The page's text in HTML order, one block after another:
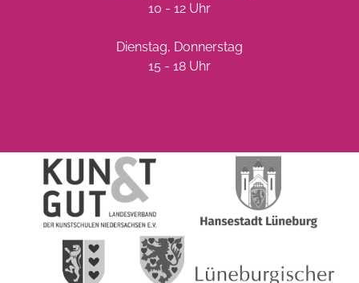
10 - 12 Uhr
Dienstag, Donnerstag
15 - 18 Uhr